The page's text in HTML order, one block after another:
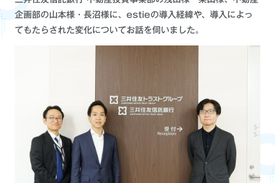
企画部の山本様・長沼様に、estieの導入経緯や、導入によっ
てもたらされた変化についてお話を伺いました。